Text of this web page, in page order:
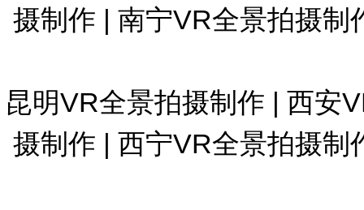
摄制作 | 南宁VR全景拍摄制
昆明VR全景拍摄制作 | 西安
摄制作 | 西宁VR全景拍摄制